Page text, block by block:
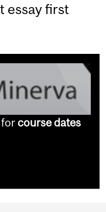
essay first
course dates